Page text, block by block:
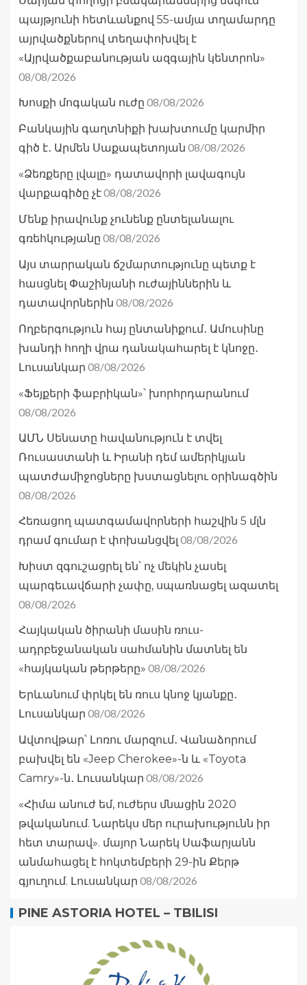
պայթյունի հետևանքով 55-ամյա տղամարդը
այրվածքներով տեղափոխվել է
«Այրվածքաբանության ազգային կենտրոն»
08/08/2026
Խոսքի մոգական ուժը 08/08/2026
Բանկային գաղտնիքի խախտումը կարմիր
գիծ է․ Արմեն Սաքապետոյան 08/08/2026
«Ձեռքերը լվալը» դատավորի լավագույն
վարքագիծը չէ08/08/2026
Մենք իրավունք չունենք ընտելանալու
գռեհկությանը 08/08/2026
Այս տարրական ճշմարտությունը պետք է
հասցնել Փաշինյանի ուժայիններին և
դատավորներին 08/08/2026
Ողբերգություն հայ ընտանիքում․ Ամուսինը
խանդի հողի վրա դանակահարել է կնոջը․
Լուսանկար 08/08/2026
«Ֆեյքերի ֆաբրիկան»՝ խորհրդարանում
08/08/2026
ԱՄՆ Սենատը հավանություն է տվել
Ռուսաստանի և Իրանի դեմ ամերիկյան
պատժամիջոցները խստացնելու օրինագծին
08/08/2026
Հեռացող պատգամավորների հաշվին 5 մլն
դրամ գումար է փոխանցվել 08/08/2026
Խիստ զգուշացրել են՝ ոչ մեկին չասել
պարգեւավճարի չափը, սպառնացել ազատել
08/08/2026
Հայկական ծիրանի մասին ռուս-
ադրբեջանական սահմանին մատնել են
«հայկական թերթերը» 08/08/2026
Երևանում փրկել են ռուս կնոջ կյանքը․
Լուսանկար 08/08/2026
Ավտովթար՝ Լոռու մարզում․ Վանաձորում
բախվել են «Jeep Cherokee»-ն և «Toyota
Camry»-ն․ Լուսանկար 08/08/2026
«Հիմա անուժ եմ, ուժերս մնացին 2020
թվականում. Նարեկս մեր ուրախությունն իր
հետ տարավ». մայոր Նարեկ Սաֆարյանն
անմահացել է հոկտեմբերի 29-ին Քերթ
գյուղում. Լուսանկար 08/08/2026
PINE ASTORIA HOTEL – TBILISI